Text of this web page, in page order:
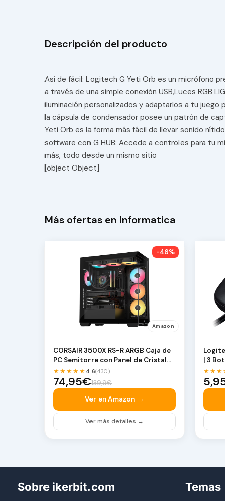
Descripción del producto
Así de fácil: Logitech G Yeti Orb es un micrófono
a través de una simple conexión USB,Luces RGB
iluminación personalizados y adaptarlos a tu juego
la cápsula de condensador posee un patrón de
Yeti Orb es la forma más fácil de llevar sonido
software con G HUB: Accede a controles para tu
más, todo desde un mismo sitio
[object Object]
Más ofertas en Informatica
-46%
Amazon
CORSAIR 3500X RS-R ARGB Caja de
PC Semitorre con Panel de Cristal
Panorámico – …
★★★★★ 4.6(430)
74,95€139,9€
Ver en Amazon →
Ver más detalles →
| 3
1000
Sobre ikerbit.com Temas